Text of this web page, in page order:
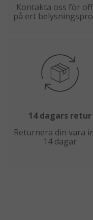
Kontakta oss för
på ert
14 dagars retur
Returnera din vara
14 dagar